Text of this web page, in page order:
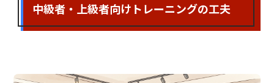
中級者・上級者向けトレーニングの工夫